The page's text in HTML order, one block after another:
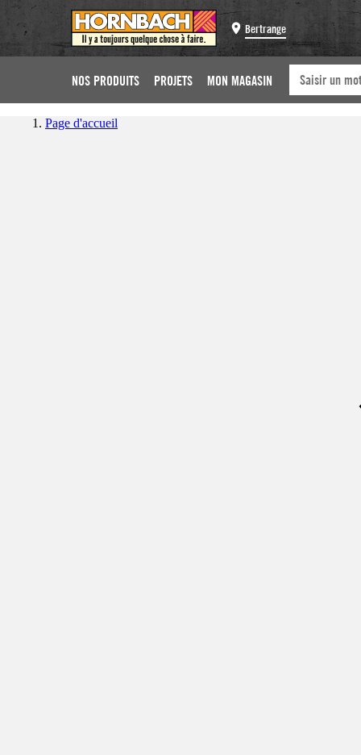
Bertrange
NOS PRODUITS PROJETS MON MAGASIN
Page d'accueil